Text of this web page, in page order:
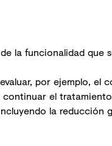
la funcionalidad que
por ejemplo, el
el
la reducción